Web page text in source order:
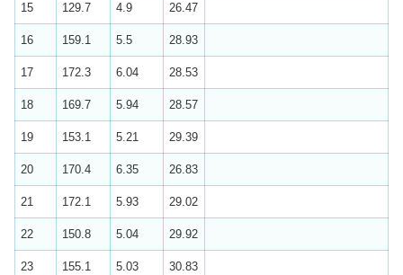
15 129.7 4.9 26.47
16 159.1 5.5 28.93
17 172.3 6.04 28.53
18 169.7 5.94 28.57
19 153.1 5.21 29.39
20 170.4 6.35 26.83
21 172.1 5.93 29.02
22 150.8 5.04 29.92
23 155.1 5.03 30.83